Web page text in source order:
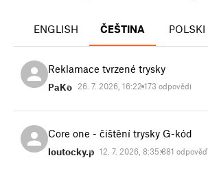
ENGLISH ČEŠTINA POLSKI
Reklamace tvrzené trysky
PaKo 26. 7. 2026, 16:22:173 odpovědi
Core one - čištění trysky G-kód
loutocky.p 12. 7. 2026, 8:35:381 odpověď